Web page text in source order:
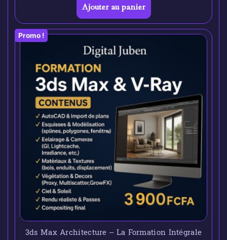
Ajouter au panier
Promo !
3ds Max Architecture – La Formation Intégrale